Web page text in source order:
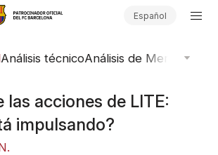
Español
Análisis técnicoAnálisis de Mercado
las acciones de LITE:
impulsando?